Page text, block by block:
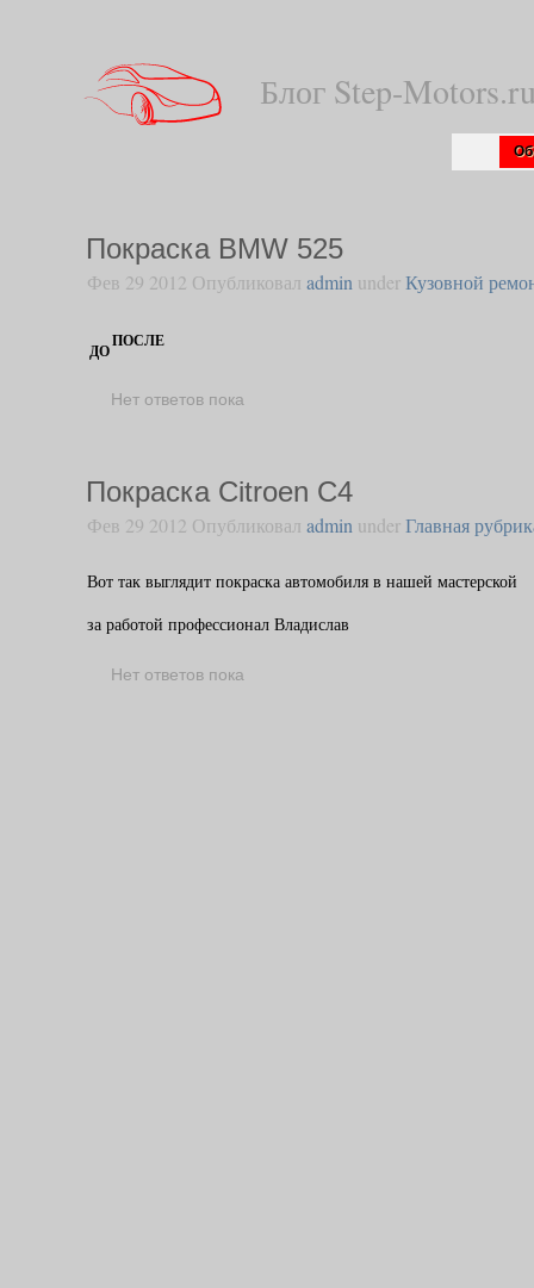
Блог Step-
Покраска BMW 525
Фев 29 2012 Опубликовал admin underКузовной
ДОПОСЛЕ
Нет ответов пока
Покраска Citroen C4
Фев 29 2012 Опубликовал admin underГлавная
Вот так выглядит покраска автомобиля в нашей мастерской
за работой профессионал Владислав
Нет ответов пока